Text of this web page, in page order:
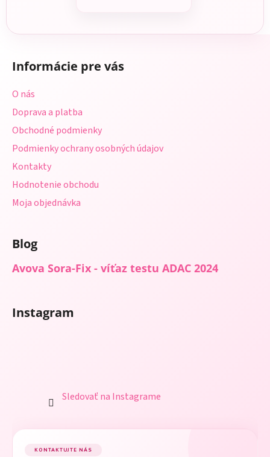
Informácie pre vás
O nás
Doprava a platba
Obchodné podmienky
Podmienky ochrany osobných údajov
Kontakty
Hodnotenie obchodu
Moja objednávka
Blog
Avova Sora-Fix - víťaz testu ADAC 2024
Instagram
Sledovať na Instagrame
KONTAKTUJTE NÁS